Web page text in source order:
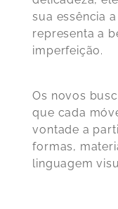
sua essência
representa a
imperfeição.
Os novos
que cada
vontade a
formas,
linguagem